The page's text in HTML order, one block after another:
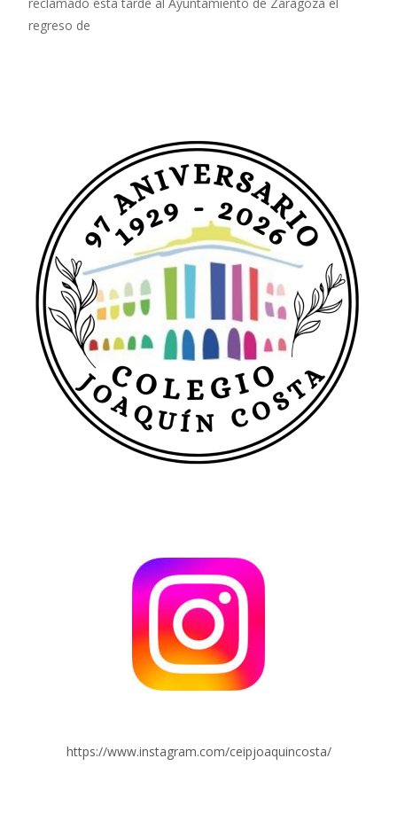
regreso de
https://www.instagram.com/ceipjoaquincosta/